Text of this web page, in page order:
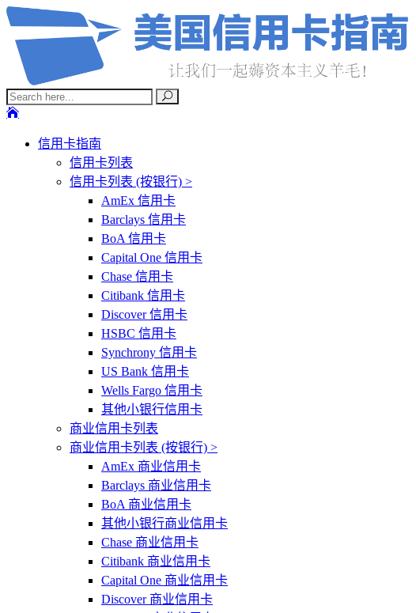
信用卡指南
信用卡列表
信用卡列表 (按银行) >
AmEx 信用卡
Barclays 信用卡
BoA 信用卡
Capital One 信用卡
Chase 信用卡
Citibank 信用卡
Discover 信用卡
HSBC 信用卡
Synchrony 信用卡
US Bank 信用卡
Wells Fargo 信用卡
其他小银行信用卡
商业信用卡列表
商业信用卡列表 (按银行) >
AmEx 商业信用卡
Barclays 商业信用卡
BoA 商业信用卡
其他小银行商业信用卡
Chase 商业信用卡
Citibank 商业信用卡
Capital One 商业信用卡
Discover 商业信用卡